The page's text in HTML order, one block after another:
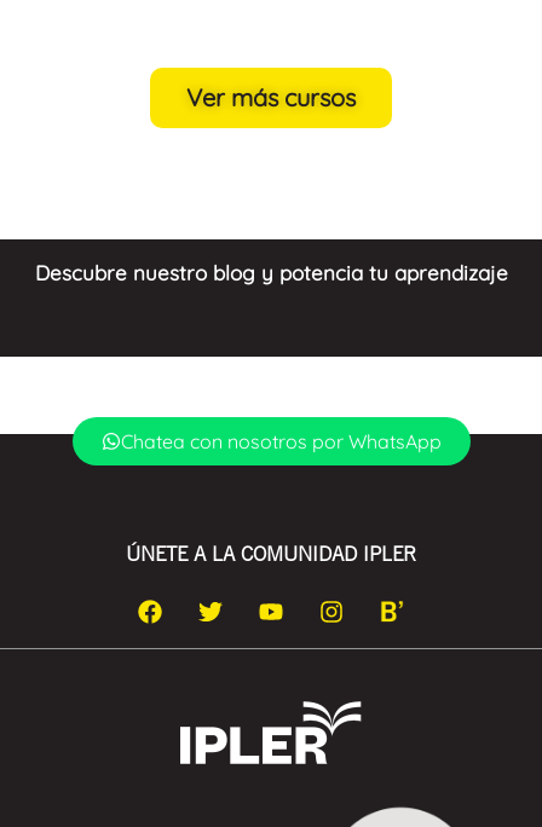
Ver más cursos
Descubre nuestro blog y potencia tu aprendizaje
Chatea con nosotros por WhatsApp
ÚNETE A LA COMUNIDAD IPLER